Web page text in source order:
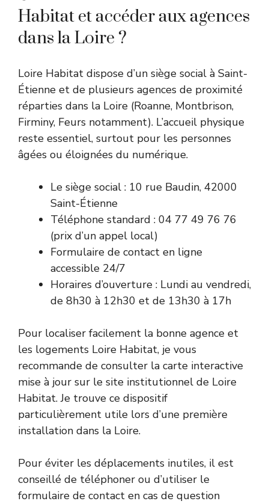
Habitat et accéder aux agences
dans la Loire ?
Loire Habitat dispose d’un siège social à Saint-
Étienne et de plusieurs agences de proximité
réparties dans la Loire (Roanne, Montbrison,
Firminy, Feurs notamment). L’accueil physique
reste essentiel, surtout pour les personnes
âgées ou éloignées du numérique.
Le siège social : 10 rue Baudin, 42000
Saint-Étienne
Téléphone standard : 04 77 49 76 76
(prix d’un appel local)
Formulaire de contact en ligne
accessible 24/7
Horaires d’ouverture : Lundi au vendredi,
de 8h30 à 12h30 et de 13h30 à 17h
Pour localiser facilement la bonne agence et
les logements Loire Habitat, je vous
recommande de consulter la carte interactive
mise à jour sur le site institutionnel de Loire
Habitat. Je trouve ce dispositif
particulièrement utile lors d’une première
installation dans la Loire.
Pour éviter les déplacements inutiles, il est
conseillé de téléphoner ou d’utiliser le
formulaire de contact en cas de question